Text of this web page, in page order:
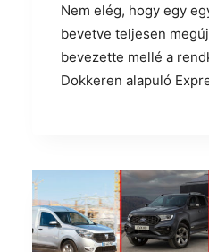
Nem elég, hogy egy
bevetve teljesen
bevezette mellé a
Dokkeren alapuló